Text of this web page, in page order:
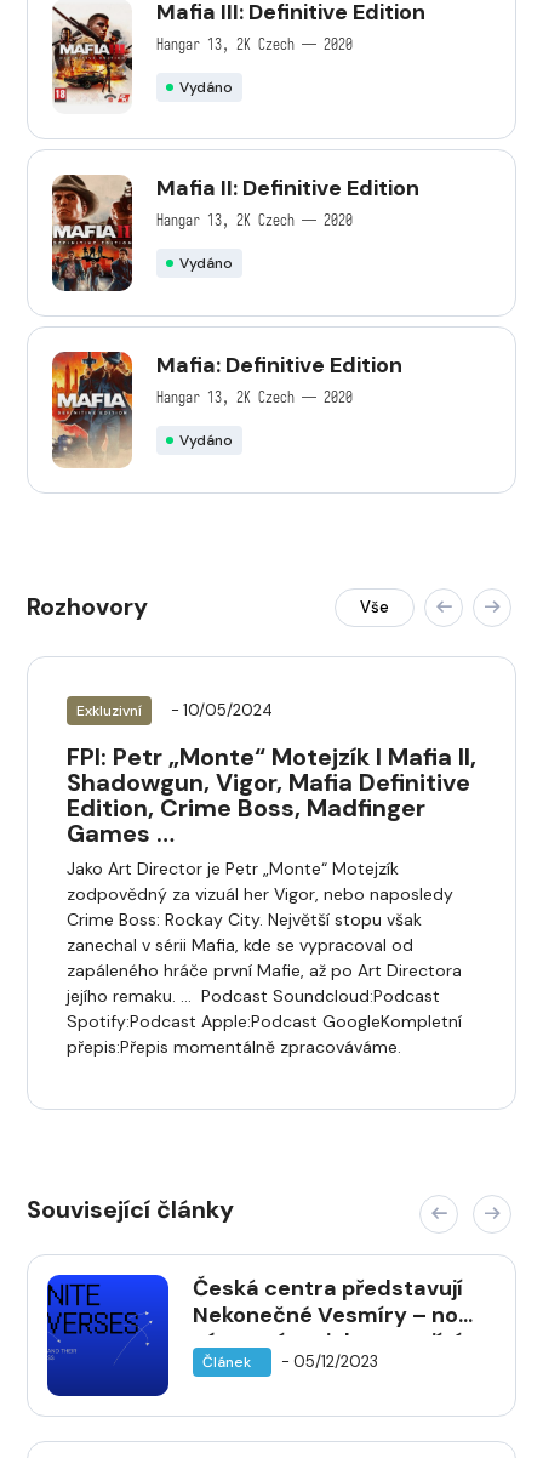
Mafia III: Definitive Edition
Hangar 13, 2K Czech — 2020
Vydáno
Mafia II: Definitive Edition
Hangar 13, 2K Czech — 2020
Vydáno
Mafia: Definitive Edition
Hangar 13, 2K Czech — 2020
Vydáno
Rozhovory Vše
Exkluzivní - 10/05/2024
FPI: Petr „Monte“ Motejzík I Mafia II,
Shadowgun, Vigor, Mafia Definitive
Edition, Crime Boss, Madfinger
Games …
Jako Art Director je Petr „Monte“ Motejzík
zodpovědný za vizuál her Vigor, nebo naposledy
Crime Boss: Rockay City. Největší stopu však
zanechal v sérii Mafia, kde se vypracoval od
zapáleného hráče první Mafie, až po Art Directora
jejího remaku. … Podcast Soundcloud:Podcast
Spotify:Podcast Apple:Podcast GoogleKompletní
přepis:Přepis momentálně zpracováváme.
Související články
Česká centra představují
Nekonečné Vesmíry – nový
výstavní projekt mapující
českou herní scénu
Článek - 05/12/2023